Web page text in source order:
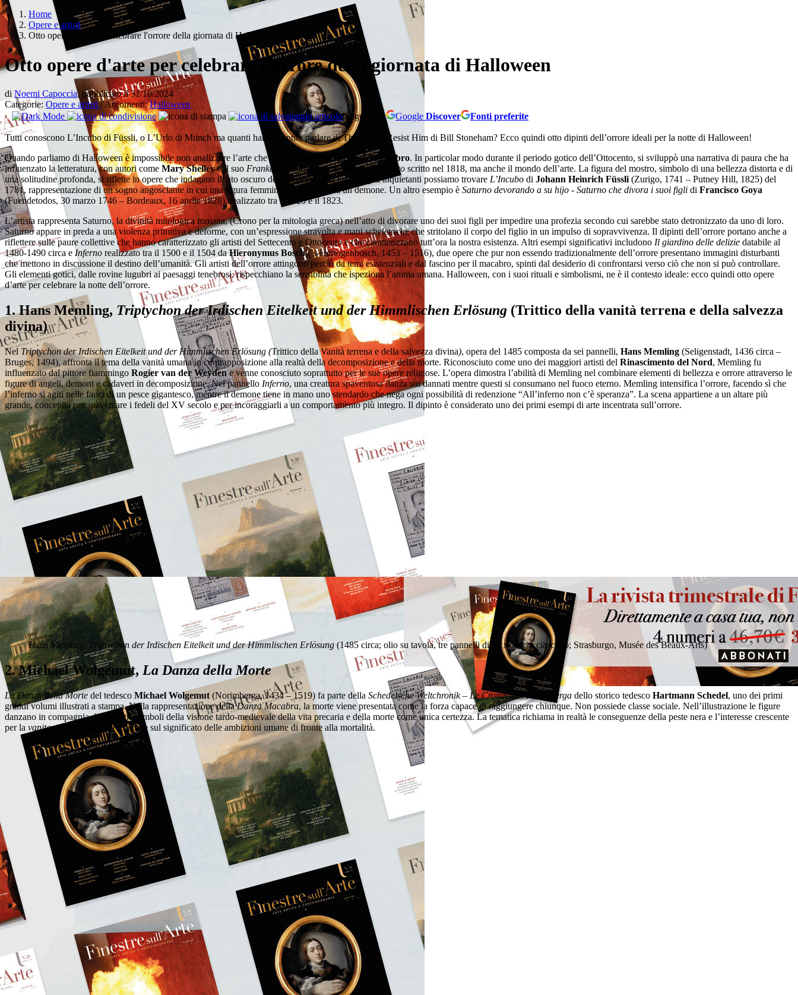
Home
Opere e artisti
Otto opere d'arte per celebrare l'orrore della giornata di Halloween
Otto opere d'arte per celebrare l'orrore della giornata di Halloween
di Noemi Capoccia, pubblicato il 31/10/2024
Categorie: Opere e artisti/ Argomenti:Halloween
1
Seguici su Google Discover Fonti preferite
Tutti conoscono L’Incubo di Füssli, o L’Urlo di Munch ma quanti hanno sentito parlare di The Hands Resist Him di Bill Stoneham? Ecco quindi otto dipinti dell’orrore ideali per la notte di Halloween!
Quando parliamo di Halloween è impossibile non analizzare l’arte che cita i temi dell’
orrore e del macabro. In particolar modo durante il periodo gotico dell’Ottocento, si sviluppò una narrativa di paura che ha
influenzato la letteratura, con autori come Mary Shelleye il suo Frankenstein ovvero il moderno Prometeo scritto nel 1818, ma anche il mondo dell’arte. La figura del mostro, simbolo di una bellezza distorta e di
una solitudine profonda, si riflette in opere che indagano il lato oscuro dell’esistenza. Tra i dipinti più inquietanti possiamo trovare L’Incubo di Johann Heinrich Füssli (Zurigo, 1741 – Putney Hill, 1825) del
1781, rappresentazione di un sogno angosciante in cui una figura femminile è oppressa da un demone. Un altro esempio è Saturno devorando a su hijo - Saturno che divora i suoi figli di Francisco Goya
(Fuendetodos, 30 marzo 1746 – Bordeaux, 16 aprile 1828), realizzato tra il 1820 e il 1823.
L’artista rappresenta Saturno, la divinità mitologica romana, (Crono per la mitologia greca) nell’atto di divorare uno dei suoi figli per impedire una profezia secondo cui sarebbe stato detronizzato da uno di loro.
Saturno appare in preda a una violenza primitiva e deforme, con un’espressione stravolta e mani scheletriche che stritolano il corpo del figlio in un impulso di sopravvivenza. Il dipinti dell’orrore portano anche a
riflettere sulle paure collettive che hanno caratterizzato gli artisti del Settecento e Ottocento e che caratterizzano tutt’ora la nostra esistenza. Altri esempi significativi includono Il giardino delle delizie databile al
1480-1490 circa e Inferno realizzato tra il 1500 e il 1504 daHieronymus Bosch(’s-Hertogenbosch, 1453 – 1516), due opere che pur non essendo tradizionalmente dell’orrore presentano immagini disturbanti
che mettono in discussione il destino dell’umanità. Gli artisti dell’orrore attingono perciò da temi esistenziali e dal fascino per il macabro, spinti dal desiderio di confrontarsi verso ciò che non si può controllare.
Gli elementi gotici, dalle rovine lugubri ai paesaggi tenebrosi, rispecchiano la sensibilità che ispeziona l’anima umana. Halloween, con i suoi rituali e simbolismi, ne è il contesto ideale: ecco quindi otto opere
d’arte per celebrare la notte dell’orrore.
1. Hans Memling, Triptychon der Irdischen Eitelkeit und der Himmlischen Erlösung (Trittico della vanità terrena e della salvezza
divina)
Nel Triptychon der Irdischen Eitelkeit und der Himmlischen Erlösung (Trittico della Vanità terrena e della salvezza divina), opera del 1485 composta da sei pannelli, Hans Memling (Seligenstadt, 1436 circa –
Bruges, 1494), affronta il tema della vanità umana in contrapposizione alla realtà della decomposizione e della morte. Riconosciuto come uno dei maggiori artisti del Rinascimento del Nord, Memling fu
influenzato dal pittore fiammingo Rogier van der Weydene venne conosciuto soprattutto per le sue opere religiose. L’opera dimostra l’abilità di Memling nel combinare elementi di bellezza e orrore attraverso le
figure di angeli, demoni e cadaveri in decomposizione. Nel pannello Inferno, una creatura spaventosa danza sui dannati mentre questi si consumano nel fuoco eterno. Memling intensifica l’orrore, facendo sì che
l’inferno si agiti nelle fauci di un pesce gigantesco, mentre il demone tiene in mano uno stendardo che nega ogni possibilità di redenzione “All’inferno non c’è speranza”. La scena appartiene a un altare più
grande, concepita per spaventare i fedeli del XV secolo e per incoraggiarli a un comportamento più integro. Il dipinto è considerato uno dei primi esempi di arte incentrata sull’orrore.
Hans Memling, Triptychon der Irdischen Eitelkeit und der Himmlischen Erlösung (1485 circa; olio su tavola, tre pannelli di 22 x 15 cm ciascuno; Strasburgo, Musée des Beaux-Arts)
2. Michael Wolgemut, La Danza della Morte
La Danza della Morte del tedesco Michael Wolgemut (Norimberga, 1434 – 1519) fa parte della Schedelsche Weltchronik – Le Cronaca di Norimberga dello storico tedesco Hartmann Schedel, uno dei primi
grandi volumi illustrati a stampa. Nella rappresentazione dellaDanza Macabra, la morte viene presentata come la forza capace di raggiungere chiunque. Non possiede classe sociale. Nell’illustrazione le figure
danzano in compagnia di scheletri, simboli della visione tardo-medievale della vita precaria e della morte come unica certezza. La tematica richiama in realtà le conseguenze della peste nera e l’interesse crescente
per la vanitas, che spingeva a riflettere sul significato delle ambizioni umane di fronte alla mortalità.